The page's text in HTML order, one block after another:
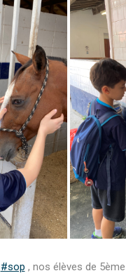
#sop , nos élèves de